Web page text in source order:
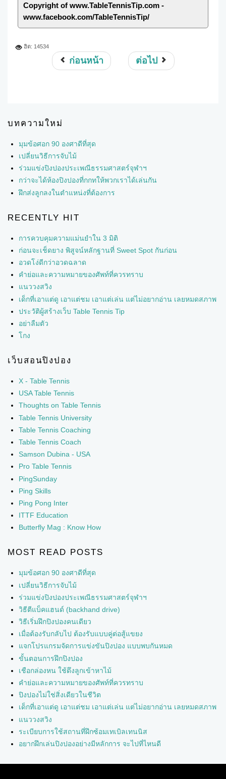
Copyright of www.TableTennisTip.com -
www.facebook.com/TableTennisTip/
ฮิต: 14534
ก่อนหน้า ต่อไป
บทความใหม่
มุมข้อศอก 90 องศาดีที่สุด
เปลี่ยนวิธีการจับไม้
ร่วมแข่งปิงปองประเพณีธรรมศาสตร์จุฬาฯ
กว่าจะได้ห้องปิงปองที่กกทให้พวกเราได้เล่นกัน
ฝึกส่งลูกลงในตำแหน่งที่ต้องการ
RECENTLY HIT
การควบคุมความแม่นยำใน 3 มิติ
ก่อนจะเช็ดยาง พิสูจน์หลักฐานที่ Sweet Spot กันก่อน
อวดโง่ดีกว่าอวดฉลาด
คำย่อและความหมายของศัพท์ที่ควรทราบ
แนววงสวิง
เด็กที่เอาแต่ดู เอาแต่ชม เอาแต่เล่น แต่ไม่อยากอ่าน เลยหมดสภาพ
ประวัติผู้สร้างเว็บ Table Tennis Tip
อย่าลืมตัว
โกง
เว็บสอนปิงปอง
X - Table Tennis
USA Table Tennis
Thoughts on Table Tennis
Table Tennis University
Table Tennis Coaching
Table Tennis Coach
Samson Dubina - USA
Pro Table Tennis
PingSunday
Ping Skills
Ping Pong Inter
ITTF Education
Butterfly Mag : Know How
MOST READ POSTS
มุมข้อศอก 90 องศาดีที่สุด
เปลี่ยนวิธีการจับไม้
ร่วมแข่งปิงปองประเพณีธรรมศาสตร์จุฬาฯ
วิธีตีแบ็คแฮนด์ (backhand drive)
วิธีเริ่มฝึกปิงปองคนเดียว
เมื่อต้องรับกลับไป ต้องรับแบบคู่ต่อสู้แขยง
แจกโปรแกรมจัดการแข่งขันปิงปอง แบบพบกันหมด
ขั้นตอนการฝึกปิงปอง
เชือกล่องหน ใช้ดึงลูกเข้าหาไม้
คำย่อและความหมายของศัพท์ที่ควรทราบ
ปิงปองไม่ใช่สิ่งเดียวในชีวิต
เด็กที่เอาแต่ดู เอาแต่ชม เอาแต่เล่น แต่ไม่อยากอ่าน เลยหมดสภาพ
แนววงสวิง
ระเบียบการใช้สถานที่ฝึกซ้อมเทเบิลเทนนิส
อยากฝึกเล่นปิงปองอย่างมีหลักการ จะไปที่ไหนดี